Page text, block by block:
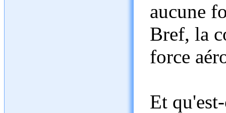
aucune
Bref, la
force
Et